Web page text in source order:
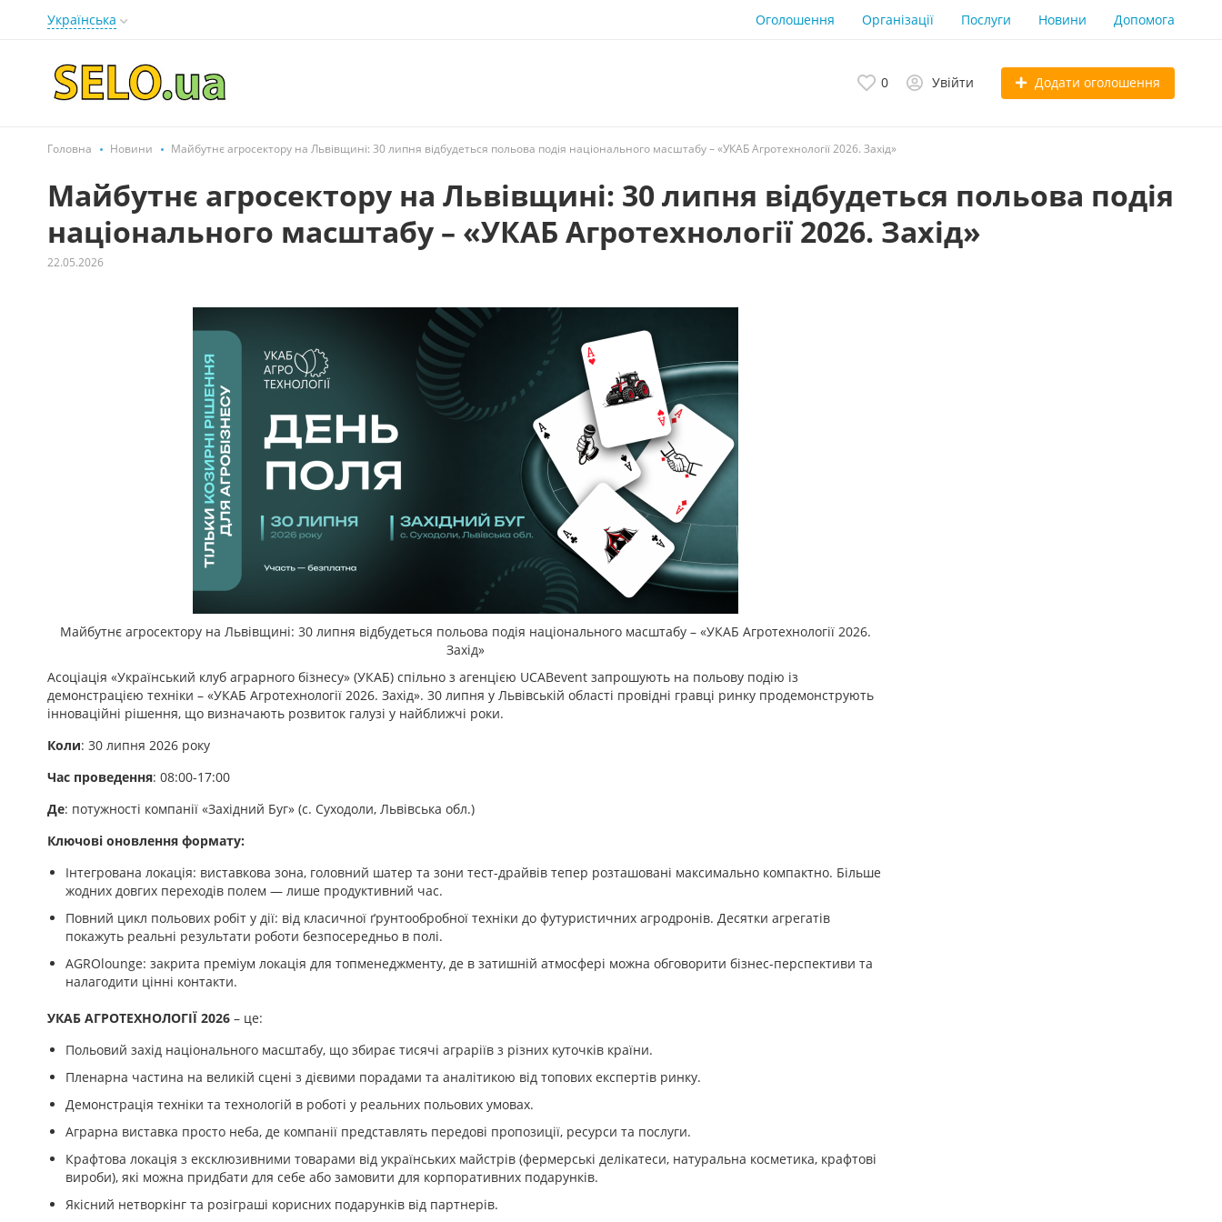
Українська Оголошення Організації Послуги Новини Допомога
0 Увійти Додати оголошення
Головна Новини Майбутнє агросектору на Львівщині: 30 липня відбудеться польова подія національного масштабу – «УКАБ Агротехнології 2026. Захід»
Майбутнє агросектору на Львівщині: 30 липня відбудеться польова подія
національного масштабу – «УКАБ Агротехнології 2026. Захід»
22.05.2026
Майбутнє агросектору на Львівщині: 30 липня відбудеться польова подія національного масштабу – «УКАБ Агротехнології 2026.
Захід»
Асоціація «Український клуб аграрного бізнесу» (УКАБ) спільно з агенцією UCABevent запрошують на польову подію із
демонстрацією техніки – «УКАБ Агротехнології 2026. Захід». 30 липня у Львівській області провідні гравці ринку продемонструють
інноваційні рішення, що визначають розвиток галузі у найближчі роки.
Коли: 30 липня 2026 року
Час проведення: 08:00-17:00
Де: потужності компанії «Західний Буг» (с. Суходоли, Львівська обл.)
Ключові оновлення формату:
Інтегрована локація: виставкова зона, головний шатер та зони тест-драйвів тепер розташовані максимально компактно. Більше
жодних довгих переходів полем — лише продуктивний час.
Повний цикл польових робіт у дії: від класичної ґрунтообробної техніки до футуристичних агродронів. Десятки агрегатів
покажуть реальні результати роботи безпосередньо в полі.
AGROlounge: закрита преміум локація для топменеджменту, де в затишній атмосфері можна обговорити бізнес-перспективи та
налагодити цінні контакти.
УКАБ АГРОТЕХНОЛОГІЇ 2026 – це:
Польовий захід національного масштабу, що збирає тисячі аграріїв з різних куточків країни.
Пленарна частина на великій сцені з дієвими порадами та аналітикою від топових експертів ринку.
Демонстрація техніки та технологій в роботі у реальних польових умовах.
Аграрна виставка просто неба, де компанії представлять передові пропозиції, ресурси та послуги.
Крафтова локація з ексклюзивними товарами від українських майстрів (фермерські делікатеси, натуральна косметика, крафтові
вироби), які можна придбати для себе або замовити для корпоративних подарунків.
Якісний нетворкінг та розіграші корисних подарунків від партнерів.